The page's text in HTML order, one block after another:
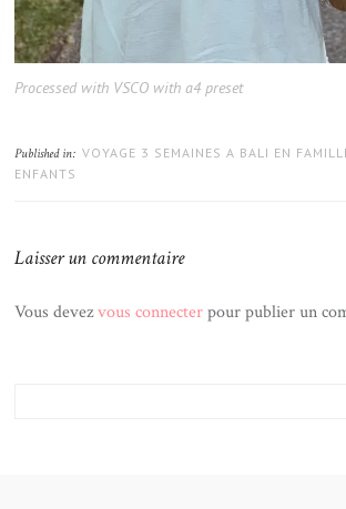
Processed with VSCO with a4 preset
Published in: VOYAGE 3 SEMAINES A BALI EN
ENFANTS
Laisser un commentaire
Vous devezvous connecterpour publier un